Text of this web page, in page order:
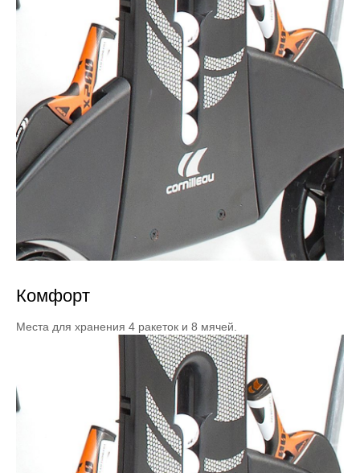
Комфорт
Места для хранения 4 ракеток и 8 мячей.